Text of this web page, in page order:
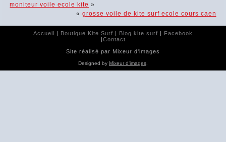
moniteur voile ecole kite »
« grosse voile de kite surf ecole cours caen
Accueil | Boutique Kite Surf | Blog kite surf | Facebook
|Contact
Site réalisé par Mixeur d'images
Designed by Mixeur d'images